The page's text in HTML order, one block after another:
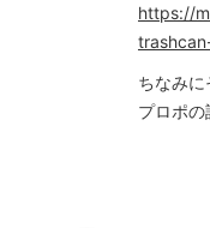
https://
ちなみに
プロポ